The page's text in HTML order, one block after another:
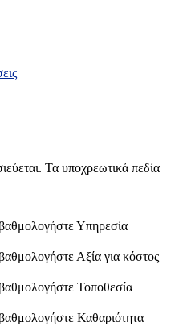
Τα υποχρεωτικά πεδία
Υπηρεσία
Αξία για κόστος
Τοποθεσία
Καθαριότητα